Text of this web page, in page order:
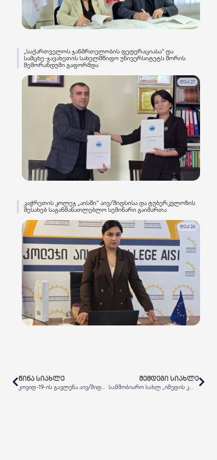
„საქართველოს ჯანმრთელობის ფედერაციასა“ და
სამცხე-ჯავახეთის სახელმწიფო უნივერსიტეტს შორის
მემორანდუმი გაფორმდა
დეკ 27
კაჭრეთის კოლეჯ „აისში“ აივ/შიდსისა და ტუბერკულოზის
შესახებ საგანმანათლებლო სემინარი გაიმართა
დეკ 26
ᲬᲘᲜᲐ ᲡᲘᲐᲮᲚᲔ
კოვიდ-19-ის გავლენა აივ/შიდსსა და ტუბერკულოზზე – კვლევის შედეგები წარადგინეს
ᲨᲔᲛᲓᲔᲒᲘ ᲡᲘᲐᲮᲚᲔ
სამშობიარო სახლ „იმედის კლინიკასთან“ ურთიერთთანამშრომლობის მემორანდუმი გაფორმდა